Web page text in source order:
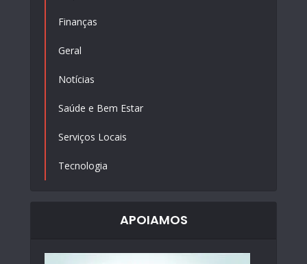
Finanças
Geral
Notícias
Saúde e Bem Estar
Serviços Locais
Tecnologia
APOIAMOS